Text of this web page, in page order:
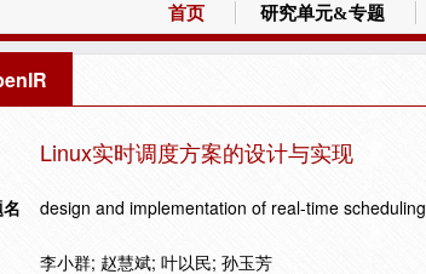
首页 研究单元&专题
Linux实时调度方案的设计与实现
design and implementation of real-time
李小群; 赵慧斌; 叶以民; 孙玉芳